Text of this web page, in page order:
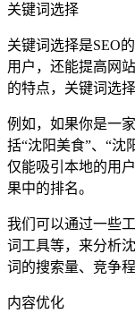
关键词选择
关键词选择是SEO
用户，还能提高网
的特点，关键词选
例如，如果你是一
括“沈阳美食”、“沈
仅能吸引本地的用
果中的排名。
我们可以通过一些
词工具等，来分析
词的搜索量、竞争
内容优化